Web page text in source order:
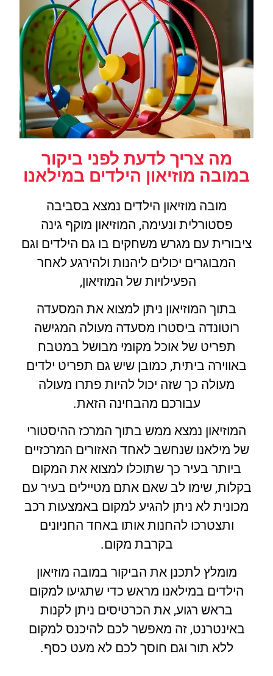
מה צריך לדעת לפני ביקור
במובה מוזיאון הילדים במילאנו
מובה מוזיאון הילדים נמצא בסביבה
פסטורלית ונעימה, המוזיאון מוקף גינה
ציבורית עם מגרש משחקים בו גם הילדים וגם
המבוגרים יכולים ליהנות ולהירגע לאחר
הפעילויות של המוזיאון,
בתוך המוזיאון ניתן למצוא את המסעדה
רוטונדה ביסטרו מסעדה מעולה המגישה
תפריט של אוכל מקומי מבושל במטבח
באווירה ביתית, כמובן שיש גם תפריט ילדים
מעולה כך שזה יכול להיות פתרו מעולה
עבורכם מהבחינה הזאת.
המוזיאון נמצא ממש בתוך המרכז ההיסטורי
של מילאנו שנחשב לאחד האזורים המרכזיים
ביותר בעיר כך שתוכלו למצוא את המקום
בקלות, שימו לב שאם אתם מטיילים בעיר עם
מכונית לא ניתן להגיע למקום באמצעות רכב
ותצטרכו להחנות אותו באחד החניונים
בקרבת מקום.
מומלץ לתכנן את הביקור במובה מוזיאון
הילדים במילאנו מראש כדי שתגיעו למקום
בראש רגוע, את הכרטיסים ניתן לקנות
באינטרנט, זה מאפשר לכם להיכנס למקום
ללא תור וגם חוסך לכם לא מעט כסף.